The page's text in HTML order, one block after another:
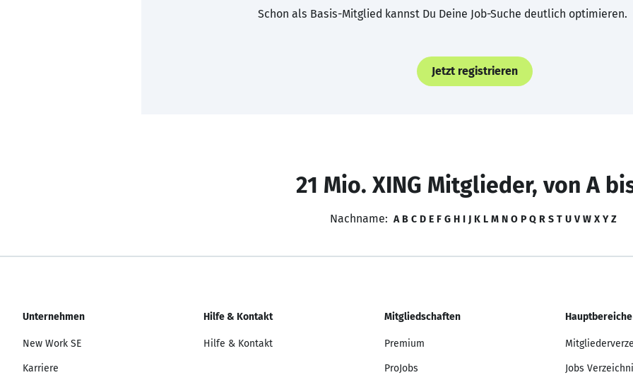
Schon als Basis-Mitglied kannst Du Deine Job-Suche deutlich optimieren.
Jetzt registrieren
21 Mio. XING Mitglieder, von A
Nachname: A B C D E F G H I J K L M N O P Q R S T U V W X Y Z
Unternehmen
New Work SE
Karriere
Hilfe & Kontakt
Hilfe & Kontakt
Mitgliedschaften
Premium
ProJobs
Hauptbereiche
Jobs